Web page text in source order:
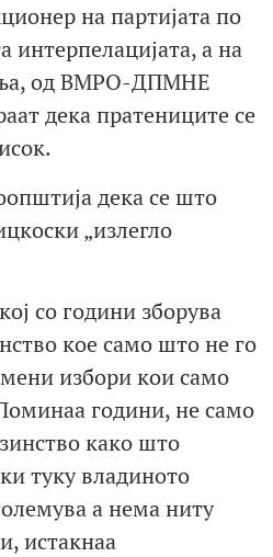
на партијата по
интерпелацијата, а на
од ВМРО-ДПМНЕ
дека пратениците се
дека се што
„излегло
со години зборува
кое само што не го
избори кои само
години, не само
како што
туку владиното
а нема ниту
истакнаа